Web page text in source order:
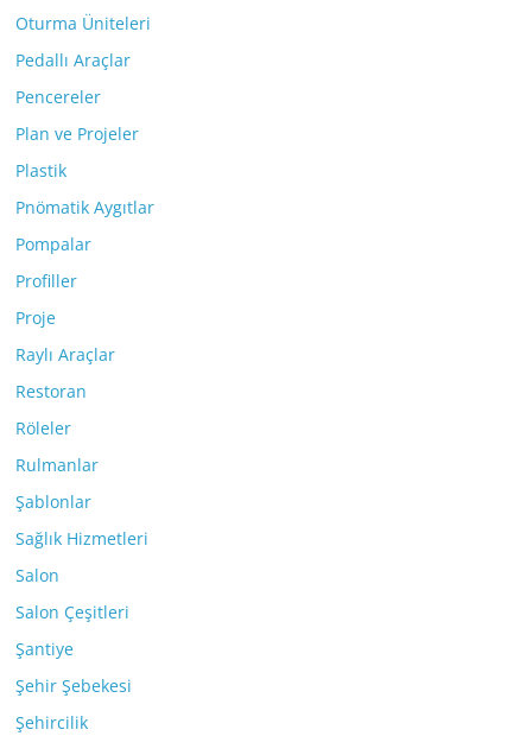
Oturma Üniteleri
Pedallı Araçlar
Pencereler
Plan ve Projeler
Plastik
Pnömatik Aygıtlar
Pompalar
Profiller
Proje
Raylı Araçlar
Restoran
Röleler
Rulmanlar
Şablonlar
Sağlık Hizmetleri
Salon
Salon Çeşitleri
Şantiye
Şehir Şebekesi
Şehircilik